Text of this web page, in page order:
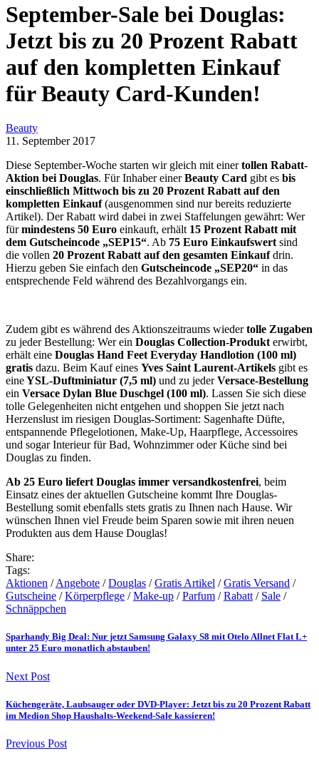
September-Sale bei Douglas:
Jetzt bis zu 20 Prozent Rabatt
auf den kompletten Einkauf
für Beauty Card-Kunden!
Beauty
11. September 2017
Diese September-Woche starten wir gleich mit einertollen Rabatt-
Aktion bei Douglas. Für Inhaber einerBeauty Card gibt es bis
einschließlich Mittwoch bis zu 20 Prozent Rabatt auf den
kompletten Einkauf(ausgenommen sind nur bereits reduzierte
Artikel). Der Rabatt wird dabei in zwei Staffelungen gewährt: Wer
fürmindestens 50 Euro einkauft, erhält 15 Prozent Rabatt mit
dem Gutscheincode „SEP15“. Ab 75 Euro Einkaufswert sind
die vollen 20 Prozent Rabatt auf den gesamten Einkaufdrin.
Hierzu geben Sie einfach den Gutscheincode „SEP20“ in das
entsprechende Feld während des Bezahlvorgangs ein.
Zudem gibt es während des Aktionszeitraums wiedertolle Zugaben
zu jeder Bestellung: Wer ein Douglas Collection-Produkt erwirbt,
erhält eine Douglas Hand Feet Everyday Handlotion (100 ml)
gratis dazu. Beim Kauf eines Yves Saint Laurent-Artikels gibt es
eineYSL-Duftminiatur (7,5 ml) und zu jederVersace-Bestellung
ein Versace Dylan Blue Duschgel (100 ml). Lassen Sie sich diese
tolle Gelegenheiten nicht entgehen und shoppen Sie jetzt nach
Herzenslust im riesigen Douglas-Sortiment: Sagenhafte Düfte,
entspannende Pflegelotionen, Make-Up, Haarpflege, Accessoires
und sogar Interieur für Bad, Wohnzimmer oder Küche sind bei
Douglas zu finden.
Ab 25 Euro liefert Douglas immer versandkostenfrei, beim
Einsatz eines der aktuellen Gutscheine kommt Ihre Douglas-
Bestellung somit ebenfalls stets gratis zu Ihnen nach Hause. Wir
wünschen Ihnen viel Freude beim Sparen sowie mit ihren neuen
Produkten aus dem Hause Douglas!
Share:
Tags:
Aktionen /Angebote /Douglas /Gratis Artikel /Gratis Versand /
Gutscheine /Körperpflege /Make-up /Parfum /Rabatt / Sale /
Schnäppchen
Sparhandy Big Deal: Nur jetzt Samsung Galaxy S8 mit Otelo Allnet Flat L+
unter 25 Euro monatlich abstauben!
Next Post
Küchengeräte, Laubsauger oder DVD-Player: Jetzt bis zu 20 Prozent Rabatt
im Medion Shop Haushalts-Weekend-Sale kassieren!
Previous Post